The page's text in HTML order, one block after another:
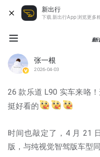
新出行
下载 新出行App 浏览更多
张一根
2026-04-03
26 款乐道 L90 实车来咯
挺好看的
时间也敲定了，4 月 21
版，与纯视觉智驾版车型同